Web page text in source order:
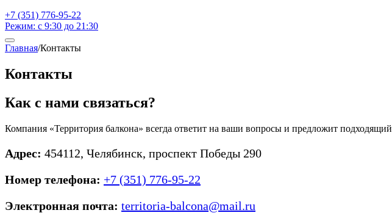
+7 (351) 776-95-22
Режим: с 9:30 до 21:30
Главная/Контакты
Контакты
Как с нами связаться?
Компания «Территория балкона» всегда ответит на ваши вопросы и предложит подходящий
Адрес: 454112, Челябинск, проспект Победы 290
Номер телефона: +7 (351) 776-95-22
Электронная почта: territoria-balcona@mail.ru